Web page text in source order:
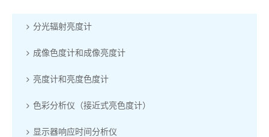
分光辐射亮度计
成像色度计和成像亮度计
亮度计和亮度色度计
色彩分析仪（接近式亮色度计）
显示器响应时间分析仪